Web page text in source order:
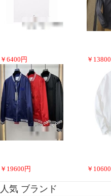
￥ 6400 円 ￥ 13800
￥ 19600 円 ￥ 10600
人気 ブランド